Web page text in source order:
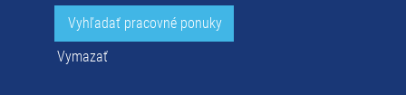
Vymazať